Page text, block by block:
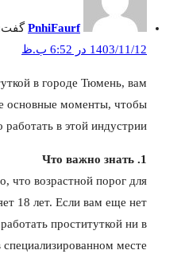
PnhiFaurf
1403/11/12 در 6:52 ب.ظ
в городе Тюмень, вам
основные моменты, чтобы
в этой индустрии.
1. Что важно знать
что возрастной порог для
18 лет. Если вам еще нет
проституткой ни в
специализированном месте.